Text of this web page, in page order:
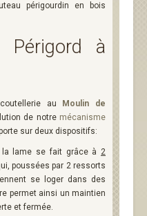
périgourdin en bois
Périgord à
au
Moulin de
de notre mécanisme
sur deux dispositifs:
la lame se fait grâce à 2
poussées par 2 ressorts
se loger dans des
permet ainsi un maintien
et fermée.